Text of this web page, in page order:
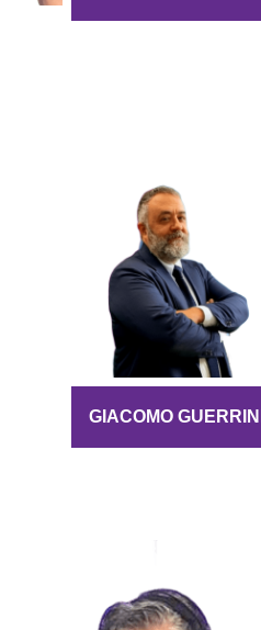
GIACOMO GUERRINI